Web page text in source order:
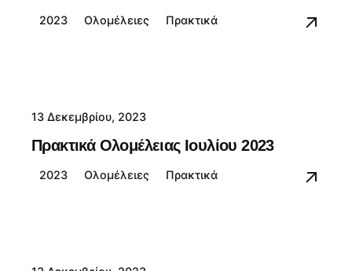
2023 Ολομέλειες Πρακτικά
13 Δεκεμβρίου, 2023
Πρακτικά Ολομέλειας Ιουλίου 2023
2023 Ολομέλειες Πρακτικά